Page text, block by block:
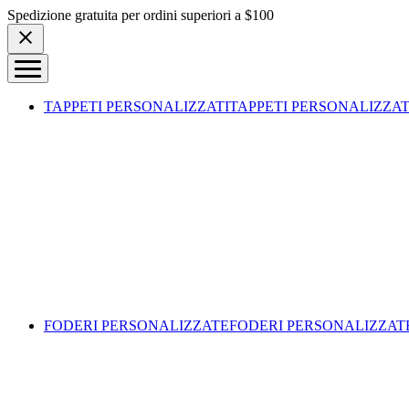
Skip to content
Spedizione gratuita per ordini superiori a $100
TAPPETI PERSONALIZZATITAPPETI
FODERI PERSONALIZZATEFODERI